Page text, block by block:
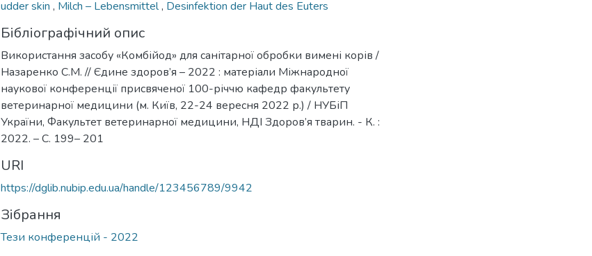
udder skin , Milch – Lebensmittel, Desinfektion der Haut des Euters
Бібліографічний опис
Використання засобу «Комбійод» для санітарної обробки вимені корів /
Назаренко С.М. // Єдине здоров’я – 2022 : матеріали Міжнародної
наукової конференції присвяченої 100-річчю кафедр факультету
ветеринарної медицини (м. Київ, 22-24 вересня 2022 р.) / НУБіП
України, Факультет ветеринарної медицини, НДІ Здоров’я тварин. - К. :
2022. – С. 199– 201
URI
https://dglib.nubip.edu.ua/handle/123456789/9942
Зібрання
Тези конференцій - 2022